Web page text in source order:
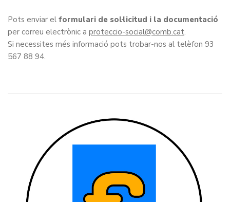
Pots enviar el formulari de sol·licitud i la documentació
per correu electrònic a proteccio-social
.
Si necessites més informació pots trobar-nos al telèfon 93
567 88 94.